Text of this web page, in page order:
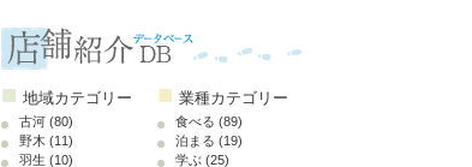
■ 地域カテゴリー
古河 (80)
野木 (11)
羽生 (10)
■ 業種カテゴリー
食べる (89)
泊まる (19)
学ぶ (25)